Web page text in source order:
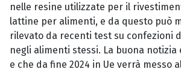
nelle resine utilizzate per il
lattine per alimenti, e da questo può
rilevato da recenti test su confezioni
negli alimenti stessi. La buona notizia
e che da fine 2024 in Ue verrà messo